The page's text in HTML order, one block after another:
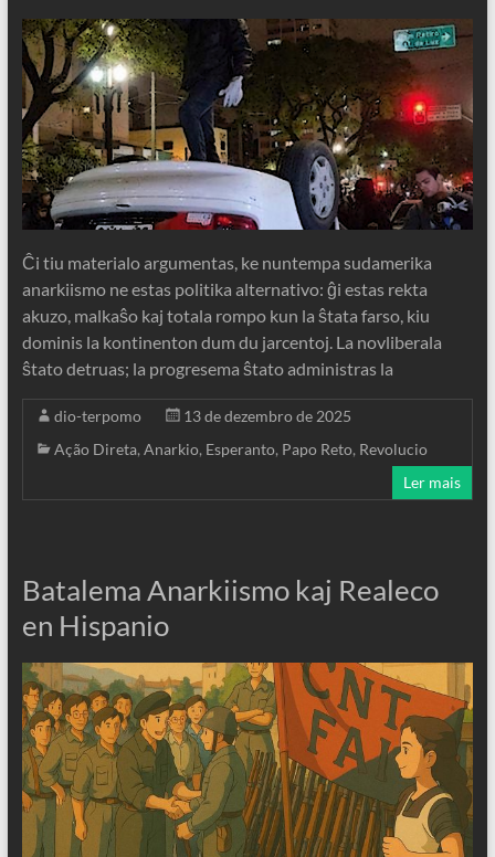
Ĉi tiu materialo argumentas, ke nuntempa sudamerika
anarkiismo ne estas politika alternativo: ĝi estas rekta
akuzo, malkaŝo kaj totala rompo kun la ŝtata farso, kiu
dominis la kontinenton dum du jarcentoj. La novliberala
ŝtato detruas; la progresema ŝtato administras la
dio-terpomo
13 de dezembro de 2025
Ação Direta, Anarkio, Esperanto, Papo Reto, Revolucio
Ler mais
Batalema Anarkiismo kaj Realeco
en Hispanio